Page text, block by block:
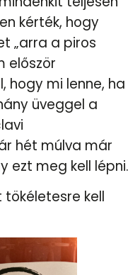
kérték, hogy
„arra a piros
először
hogy mi lenne, ha
üveggel a
hét múlva már
ezt meg kell lépni.
kell